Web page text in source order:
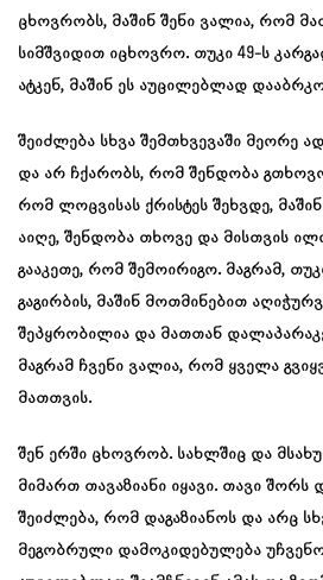
ცხოვრობს, მაშინ შენი ვალია, რომ
სიმშვიდით იცხოვრო. თუკი 49-ს
ატკენ, მაშინ ეს აუცილებლად
შეიძლება სხვა შემთხვევაში მეორე
და არ ჩქარობს, რომ შენდობა
რომ ლოცვისას ქრისტეს შეხვდე,
აიღე, შენდობა თხოვე და მისთვის
გააკეთე, რომ შემოირიგო. მაგრამ,
გაგირბის, მაშინ მოთმინებით
შეპყრობილია და მათთან
მაგრამ ჩვენი ვალია, რომ ყველა
მათთვის.
შენ ერში ცხოვრობ. სახლშიც და
მიმართ თავაზიანი იყავი. თავი შორს
შეიძლება, რომ დაგაზიანოს და არც
მეგობრული დამოკიდებულება უჩვენო